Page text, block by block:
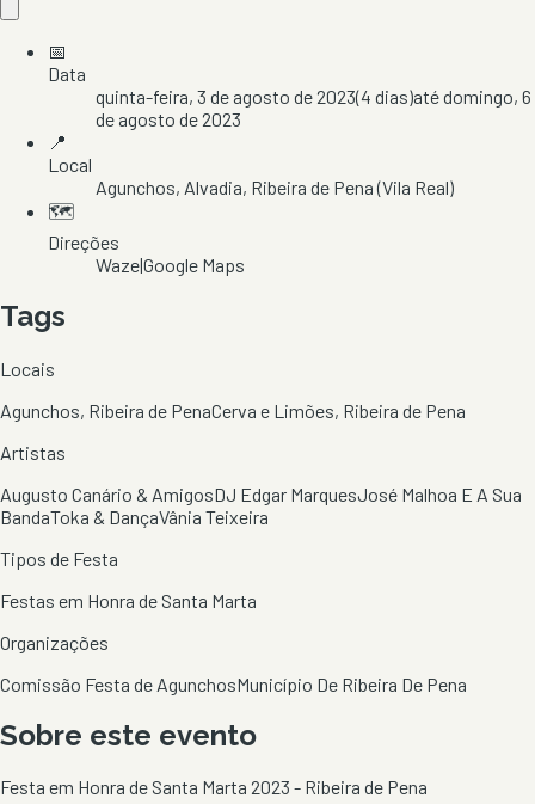
📅
Data
quinta-feira, 3 de agosto de 2023(4 dias)atédomingo, 6
de agosto de 2023
📍
Local
Agunchos, Alvadia, Ribeira de Pena(Vila Real)
🗺️
Direções
Waze|Google Maps
Tags
Locais
Agunchos, Ribeira de PenaCerva e Limões, Ribeira de Pena
Artistas
Augusto Canário & AmigosDJ Edgar MarquesJosé Malhoa E A Sua
BandaToka & DançaVânia Teixeira
Tipos de Festa
Festas em Honra de Santa Marta
Organizações
Comissão Festa de AgunchosMunicípio De Ribeira De Pena
Sobre este evento
Festa em Honra de Santa Marta 2023 - Ribeira de Pena